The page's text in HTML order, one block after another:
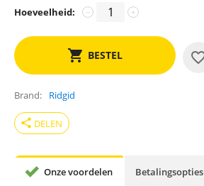
Hoeveelheid: +
−
BESTEL
Brand Ridgid
share DELEN
Onze voordelen Betalingsopties